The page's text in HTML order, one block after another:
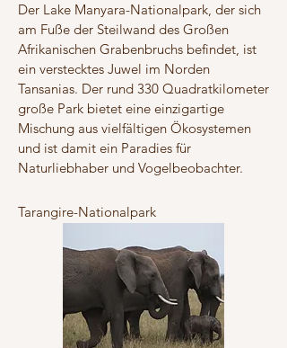
Der Lake Manyara-Nationalpark, der sich
am Fuße der Steilwand des Großen
Afrikanischen Grabenbruchs befindet, ist
ein verstecktes Juwel im Norden
Tansanias. Der rund 330 Quadratkilometer
große Park bietet eine einzigartige
Mischung aus vielfältigen Ökosystemen
und ist damit ein Paradies für
Naturliebhaber und Vogelbeobachter.
Tarangire-Nationalpark